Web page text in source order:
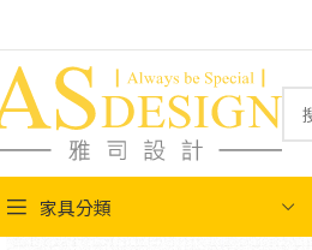
家具分類